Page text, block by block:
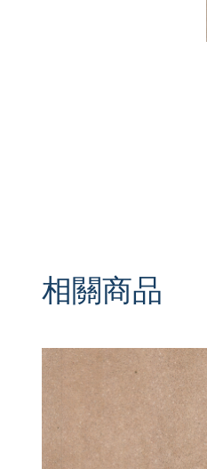
相關商品